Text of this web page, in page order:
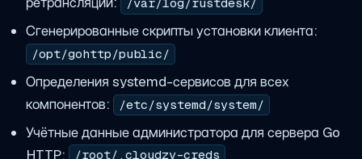
/var/log/rustdesk/
Сгенерированные скрипты установки клиента:
/opt/gohttp/public/
Определения systemd-сервисов для всех
компонентов:
/etc/systemd/system/
Учётные данные администратора для сервера Go
HTTP:
/root/.cloudzy-creds